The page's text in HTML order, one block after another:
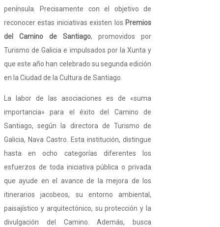
península. Precisamente con el objetivo de
reconocer estas iniciativas existen los Premios
del Camino de Santiago, promovidos por
Turismo de Galicia e impulsados por la Xunta y
que este año han celebrado su segunda edición
en la Ciudad de la Cultura de Santiago.
La labor de las asociaciones es de «suma
importancia» para el éxito del Camino de
Santiago, según la directora de Turismo de
Galicia, Nava Castro. Esta institución, distingue
hasta en ocho categorías diferentes los
esfuerzos de toda iniciativa pública o privada
que ayude en el avance de la mejora de los
itinerarios jacobeos, su entorno ambiental,
paisajístico y arquitectónico, su protección y la
divulgación del Camino. Además, busca